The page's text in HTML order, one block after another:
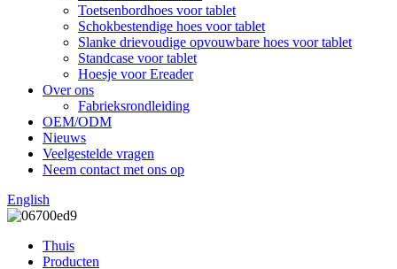
Toetsenbordhoes voor tablet
Schokbestendige hoes voor tablet
Slanke drievoudige opvouwbare hoes voor tablet
Standcase voor tablet
Hoesje voor Ereader
Over ons
Fabrieksrondleiding
OEM/ODM
Nieuws
Veelgestelde vragen
Neem contact met ons op
English
Thuis
Producten